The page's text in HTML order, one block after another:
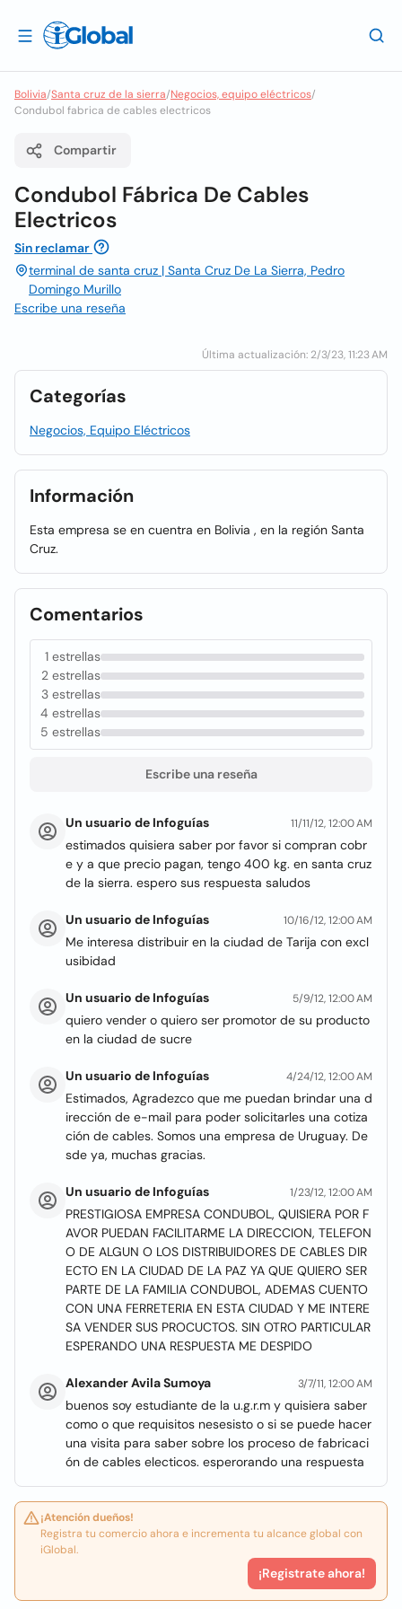
Bolivia/Santa cruz de la sierra/Negocios, equipo eléctricos/
Condubol fabrica de cables electricos
Compartir
Condubol Fábrica De Cables
Electricos
Sin reclamar
terminal de santa cruz | Santa Cruz De La Sierra, Pedro
Domingo Murillo
Escribe una reseña
Última actualización: 2/3/23, 11:23 AM
Categorías
Negocios, Equipo Eléctricos
Información
Esta empresa se en cuentra en Bolivia , en la región Santa
Cruz.
Comentarios
1 estrellas
2 estrellas
3 estrellas
4 estrellas
5 estrellas
Escribe una reseña
Un usuario de Infoguías 11/11/12, 12:00 AM
estimados quisiera saber por favor si compran cobr
e y a que precio pagan, tengo 400 kg. en santa cruz
de la sierra. espero sus respuesta saludos
Un usuario de Infoguías 10/16/12, 12:00 AM
Me interesa distribuir en la ciudad de Tarija con excl
usibidad
Un usuario de Infoguías 5/9/12, 12:00 AM
quiero vender o quiero ser promotor de su producto
en la ciudad de sucre
Un usuario de Infoguías 4/24/12, 12:00 AM
Estimados, Agradezco que me puedan brindar una d
irección de e-mail para poder solicitarles una cotiza
ción de cables. Somos una empresa de Uruguay. De
sde ya, muchas gracias.
Un usuario de Infoguías 1/23/12, 12:00 AM
PRESTIGIOSA EMPRESA CONDUBOL, QUISIERA POR F
AVOR PUEDAN FACILITARME LA DIRECCION, TELEFON
O DE ALGUN O LOS DISTRIBUIDORES DE CABLES DIR
ECTO EN LA CIUDAD DE LA PAZ YA QUE QUIERO SER
PARTE DE LA FAMILIA CONDUBOL, ADEMAS CUENTO
CON UNA FERRETERIA EN ESTA CIUDAD Y ME INTERE
SA VENDER SUS PROCUCTOS. SIN OTRO PARTICULAR
ESPERANDO UNA RESPUESTA ME DESPIDO
Alexander Avila Sumoya 3/7/11, 12:00 AM
buenos soy estudiante de la u.g.r.m y quisiera saber
como o que requisitos nesesisto o si se puede hacer
una visita para saber sobre los proceso de fabricaci
ón de cables electicos. esperorando una respuesta
¡Atención dueños!
Registra tu comercio ahora e incrementa tu alcance global con
iGlobal.
¡Registrate ahora!